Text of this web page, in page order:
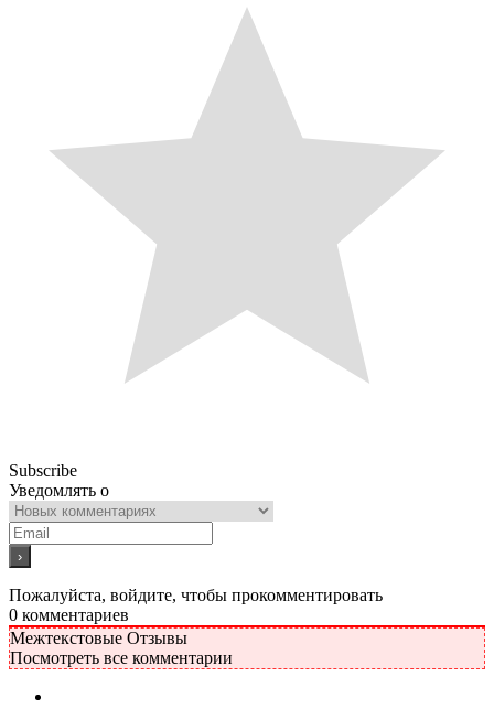
Subscribe
Уведомлять о
Пожалуйста, войдите, чтобы прокомментировать
0 комментариев
Межтекстовые Отзывы
Посмотреть все комментарии